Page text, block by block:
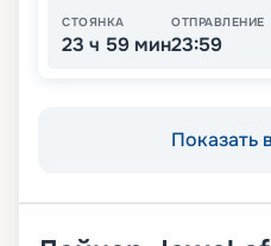
СТОЯНКА
23 ч 59 мин
ОТПРАВЛЕНИЕ
23:59
Показать